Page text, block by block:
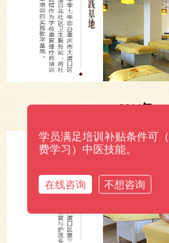
2014年
学员满足培训补贴条件可
费学习）中医技能。
在线咨询 不想咨询